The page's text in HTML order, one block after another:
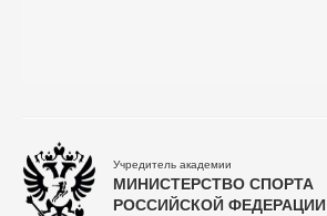
Учредитель академии
МИНИСТЕРСТВО СПОРТА
РОССИЙСКОЙ ФЕДЕРАЦИИ